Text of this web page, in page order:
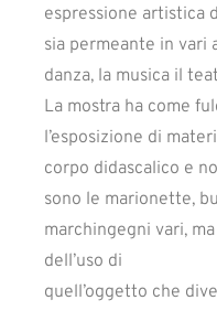
espressione artistica
sia permeante in vari
danza, la musica il
La mostra ha come
l’esposizione di
corpo didascalico e
sono le marionette,
marchingegni vari,
dell’uso di
quell’oggetto che